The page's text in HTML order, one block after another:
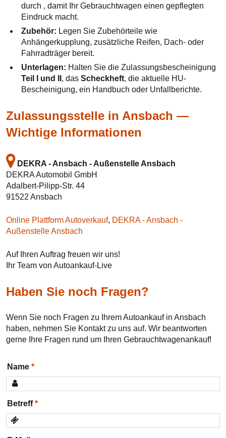
durch , damit Ihr Gebrauchtwagen einen gepflegten
Eindruck macht.
Zubehör: Legen Sie Zubehörteile wie
Anhängerkupplung, zusätzliche Reifen, Dach- oder
Fahrradträger bereit.
Unterlagen: Halten Sie die Zulassungsbescheinigung
Teil I und II , das Scheckheft, die aktuelle HU-
Bescheinigung, ein Handbuch oder Unfallberichte.
Zulassungsstelle in Ansbach —
Wichtige Informationen
DEKRA - Ansbach - Außenstelle Ansbach
DEKRA Automobil GmbH
Adalbert-Pilipp-Str. 44
91522 Ansbach
Online Plattform Autoverkauf, DEKRA - Ansbach -
Außenstelle Ansbach
Auf Ihren Auftrag freuen wir uns!
Ihr Team von Autoankauf-Live
Haben Sie noch Fragen?
Wenn Sie noch Fragen zu Ihrem Autoankauf in Ansbach
haben, nehmen Sie Kontakt zu uns auf. Wir beantworten
gerne Ihre Fragen rund um Ihren Gebrauchtwagenankauf!
Name
Betreff